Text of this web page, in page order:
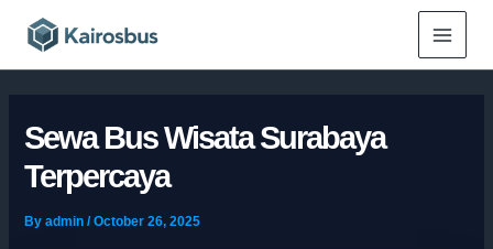
Main
Menu
Sewa Bus Wisata Surabaya
Terpercaya
Byadmin/October 26, 2025